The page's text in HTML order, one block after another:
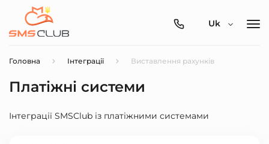
0800-
Uk
Головна Інтеграції Виставлення рахунків
Платіжні системи
Інтеграції SMSClub із платіжними системами